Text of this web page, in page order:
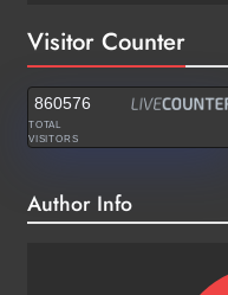
Visitor Counter
860576
TOTAL
VISITORS
Author Info